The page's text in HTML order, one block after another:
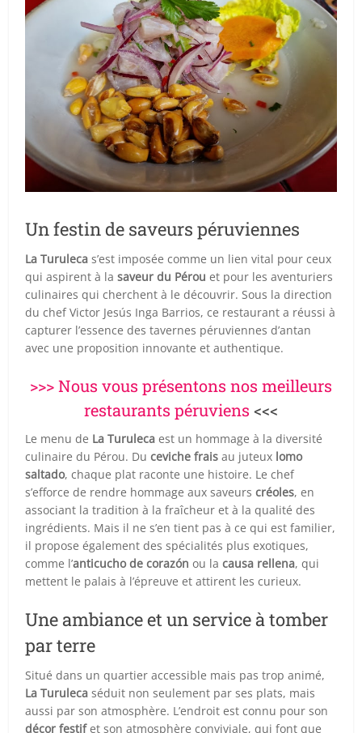
Un festin de saveurs péruviennes
La Turuleca s’est imposée comme un lien vital pour ceux
qui aspirent à lasaveur du Pérou et pour les aventuriers
culinaires qui cherchent à le découvrir. Sous la direction
du chef Victor Jesús Inga Barrios, ce restaurant a réussi à
capturer l’essence des tavernes péruviennes d’antan
avec une proposition innovante et authentique.
>>> Nous vous présentons nos meilleurs
restaurants péruviens <<<
Le menu de La Turuleca est un hommage à la diversité
culinaire du Pérou. Duceviche frais au juteux lomo
saltado, chaque plat raconte une histoire. Le chef
s’efforce de rendre hommage aux saveurscréoles, en
associant la tradition à la fraîcheur et à la qualité des
ingrédients. Mais il ne s’en tient pas à ce qui est familier,
il propose également des spécialités plus exotiques,
comme l’anticucho de corazón ou lacausa rellena, qui
mettent le palais à l’épreuve et attirent les curieux.
Une ambiance et un service à tomber
par terre
Situé dans un quartier accessible mais pas trop animé,
La Turuleca séduit non seulement par ses plats, mais
aussi par son atmosphère. L’endroit est connu pour son
décor festifet son atmosphère conviviale, qui font que